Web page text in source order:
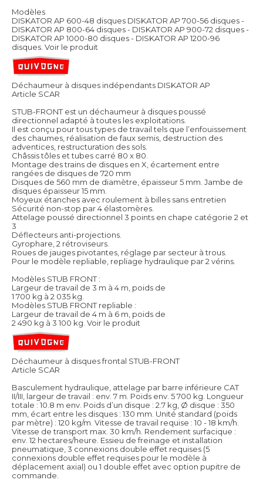
Modèles
DISKATOR AP 600-48 disques DISKATOR AP 700-56 disques -
DISKATOR AP 800-64 disques - DISKATOR AP 900-72 disques -
DISKATOR AP 1000-80 disques - DISKATOR AP 1200-96
disques. Voir le produit
Déchaumeur à disques indépendants DISKATOR AP
Article SCAR
STUB-FRONT est un déchaumeur à disques poussé
directionnel adapté à toutes les exploitations.
Il est conçu pour tous types de travail tels que l’enfouissement
des chaumes, réalisation de faux semis, destruction des
adventices, restructuration des sols.
Châssis tôles et tubes carré 80 x 80.
Montage des trains de disques en X, écartement entre
rangées de disques de 720 mm
Disques de 560 mm de diamètre, épaisseur 5 mm. Jambe de
disques épaisseur 15 mm.
Moyeux étanches avec roulement à billes sans entretien
Sécurité non-stop par 4 élastomères.
Attelage poussé directionnel 3 points en chape catégorie 2 et
3
Déflecteurs anti-projections.
Gyrophare, 2 rétroviseurs.
Roues de jauges pivotantes, réglage par secteur à trous.
Pour le modèle repliable, repliage hydraulique par 2 vérins.
Modèles STUB FRONT :
Largeur de travail de 3 m à 4 m, poids de
1 700 kg à 2 035 kg.
Modèles STUB FRONT repliable :
Largeur de travail de 4 m à 6 m, poids de
2 490 kg à 3 100 kg. Voir le produit
Déchaumeur à disques frontal STUB-FRONT
Article SCAR
Basculement hydraulique, attelage par barre inférieure CAT
II/III, largeur de travail : env. 7 m. Poids env. 5 700 kg. Longueur
totale : 10.8 m env. Poids d’un disque : 2.7 kg, Ø disque : 350
mm, écart entre les disques : 130 mm. Unité standard (poids
par mètre) : 120 kg/m. Vitesse de travail requise : 10 - 18 km/h.
Vitesse de transport max. 30 km/h. Rendement surfacique :
env. 12 hectares/heure. Essieu de freinage et installation
pneumatique, 3 connexions double effet requises (5
connexions double effet requises pour le modèle à
déplacement axial) ou 1 double effet avec option pupitre de
commande.